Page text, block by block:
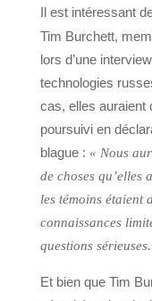
Il est intéressant
Tim Burchett,
lors d’une
technologies
cas, elles auraient
poursuivi en
blague : « Nous
de choses qu’elles
les témoins étaient
connaissances
questions
Et bien que Tim